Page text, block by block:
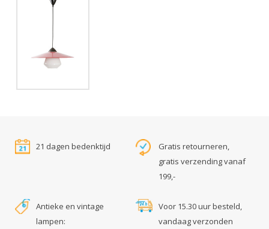
21 dagen bedenktijd
Gratis retourneren,
gratis verzending vanaf
199,-
Antieke en vintage
lampen:
Voor 15.30 uur besteld,
vandaag verzonden